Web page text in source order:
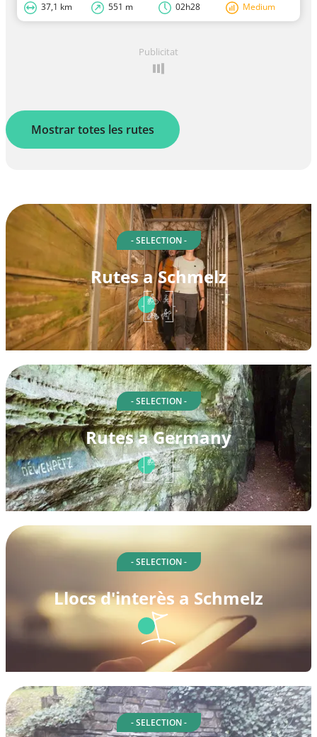
37,1 km 551 m 02h28 Medium
Publicitat
Mostrar totes les rutes
- SELECTION -
Rutes a Schmelz
- SELECTION -
Rutes a Germany
- SELECTION -
Llocs d'interès a Schmelz
- SELECTION -